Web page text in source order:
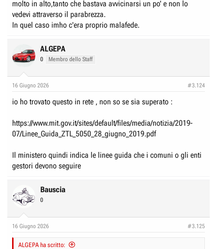
molto in alto,tanto che bastava avvicinarsi un po' e non lo
vedevi attraverso il parabrezza.
In quel caso imho c'era proprio malafede.
ALGEPA
0 Membro dello Staff
16 Giugno 2026 #3.124
io ho trovato questo in rete , non so se sia superato :
https://www.mit.gov.it/sites/default/files/media/notizia/2019-
07/Linee_Guida_ZTL_5050_28_giugno_2019.pdf
Il ministero quindi indica le linee guida che i comuni o gli enti
gestori devono seguire
Bauscia
0
16 Giugno 2026 #3.125
ALGEPA ha scritto: